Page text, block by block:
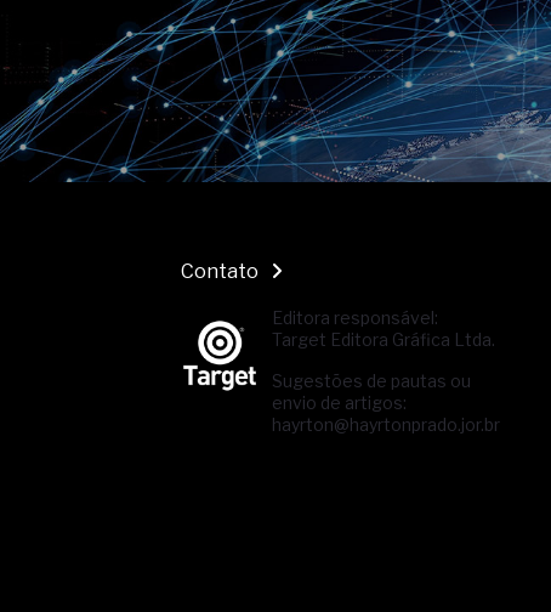
Contato
Editora responsável:
Target Editora Gráfica Ltda.
Sugestões de pautas ou
envio de artigos:
hayrton@hayrtonprado.jor.br